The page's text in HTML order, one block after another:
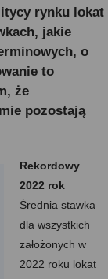
rynku lokat
jakie
o
to
że
pozostają
Rekordowy
2022 rok
Średnia stawka
dla wszystkich
założonych w
2022 roku lokat